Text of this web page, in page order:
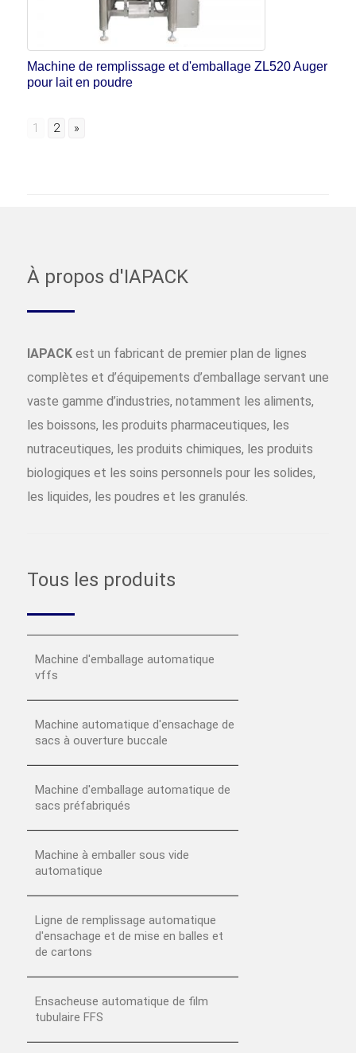
Machine de remplissage et d'emballage ZL520 Auger
pour lait en poudre
1 2 »
À propos d'IAPACK
IAPACK est un fabricant de premier plan de lignes
complètes et d’équipements d’emballage servant une
vaste gamme d’industries, notamment les aliments,
les boissons, les produits pharmaceutiques, les
nutraceutiques, les produits chimiques, les produits
biologiques et les soins personnels pour les solides,
les liquides, les poudres et les granulés.
Tous les produits
Machine d'emballage automatique
vffs
Machine automatique d'ensachage de
sacs à ouverture buccale
Machine d'emballage automatique de
sacs préfabriqués
Machine à emballer sous vide
automatique
Ligne de remplissage automatique
d'ensachage et de mise en balles et
de cartons
Ensacheuse automatique de film
tubulaire FFS